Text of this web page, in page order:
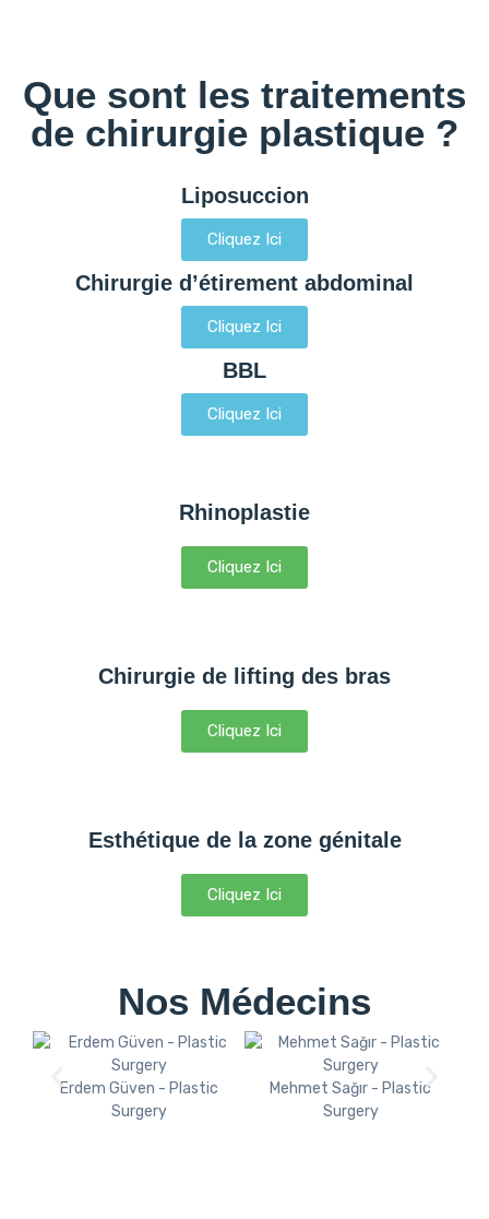
Que sont les traitements
de chirurgie plastique ?
Liposuccion
Cliquez Ici
Chirurgie d’étirement abdominal
Cliquez Ici
BBL
Cliquez Ici
Rhinoplastie
Cliquez Ici
Chirurgie de lifting des bras
Cliquez Ici
Esthétique de la zone génitale
Cliquez Ici
Nos Médecins
Erdem Güven - Plastic
Surgery
Mehmet Sağır - Plastic
Surgery